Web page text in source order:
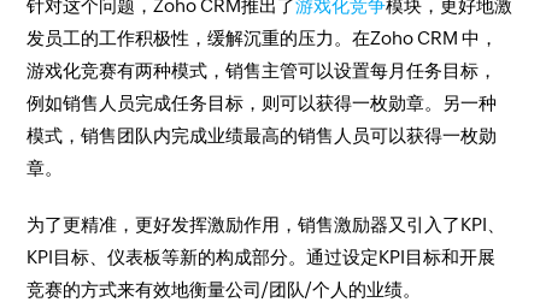
针对这个问题，Zoho CRM推出了游戏化竞争模块，更好地激
发员工的工作积极性，缓解沉重的压力。在Zoho CRM 中，
游戏化竞赛有两种模式，销售主管可以设置每月任务目标，
例如销售人员完成任务目标，则可以获得一枚勋章。另一种
模式，销售团队内完成业绩最高的销售人员可以获得一枚勋
章。
为了更精准，更好发挥激励作用，销售激励器又引入了KPI、
KPI目标、仪表板等新的构成部分。通过设定KPI目标和开展
竞赛的方式来有效地衡量公司/团队/个人的业绩。